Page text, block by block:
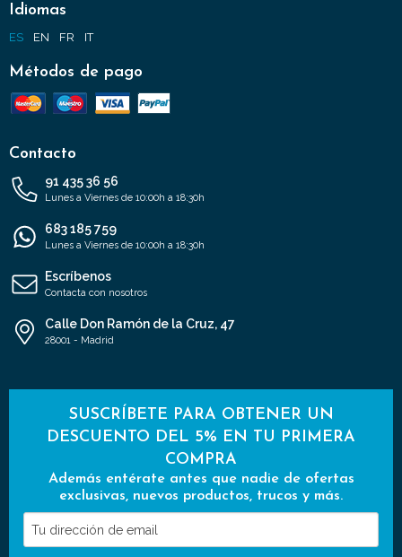
Idiomas
ES EN FR IT
Métodos de pago
Contacto
91 435 36 56
Lunes a Viernes de 10:00h a 18:30h
683 185 759
Lunes a Viernes de 10:00h a 18:30h
Escríbenos
Contacta con nosotros
Calle Don Ramón de la Cruz, 47
28001 - Madrid
SUSCRÍBETE PARA OBTENER UN
DESCUENTO DEL 5% EN TU PRIMERA
COMPRA
Además entérate antes que nadie de ofertas
exclusivas, nuevos productos, trucos y más.
Tu
dirección